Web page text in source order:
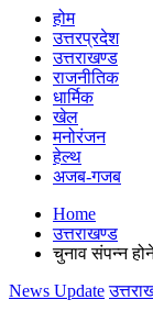
होम
उत्तरप्रदेश
उत्तराखण्ड
राजनीतिक
धार्मिक
खेल
मनोरंजन
हेल्थ
अजब-गजब
Home
उत्तराखण्ड
चुनाव संपन्न
News Update